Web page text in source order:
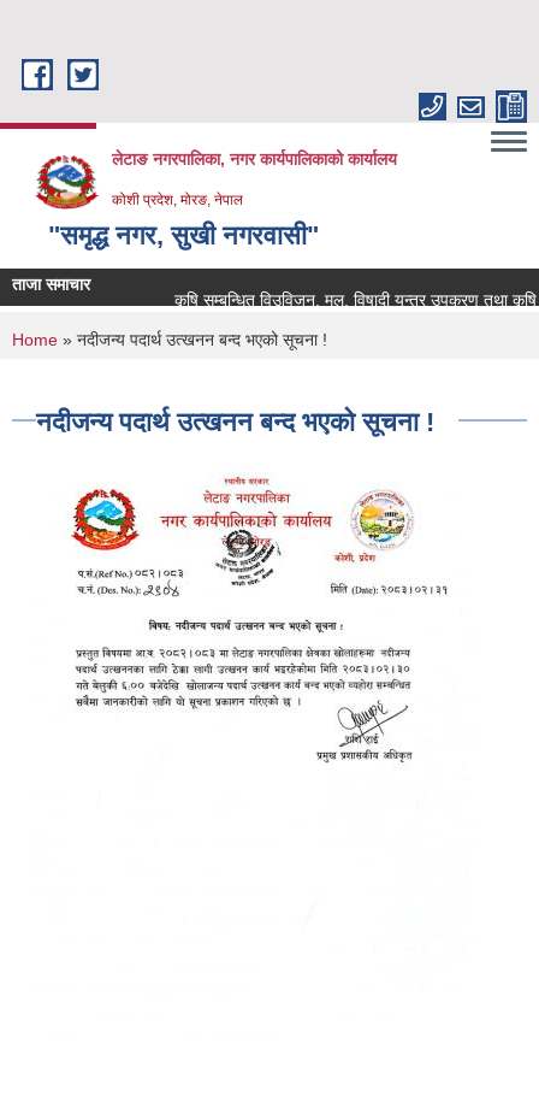
लेटाङ नगरपालिका, नगर कार्यपालिकाको कार्यालय
कोशी प्रदेश, मोरङ, नेपाल
"समृद्ध नगर, सुखी नगरवासी"
ताजा समाचार
कृषि सम्बन्धित विउविजन, मल, विषादी यन्त्र उपकरण तथा कृषि
You are here
Home » नदीजन्य पदार्थ उत्खनन बन्द भएको सूचना !
नदीजन्य पदार्थ उत्खनन बन्द भएको सूचना !